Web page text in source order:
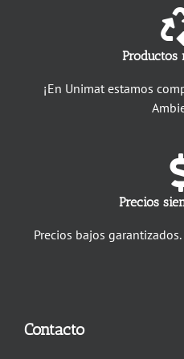
Productos
¡En Unimat estamos
Precios
Precios bajos
Contacto